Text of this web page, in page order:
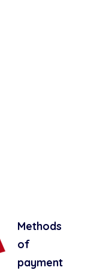
Methods
of
payment